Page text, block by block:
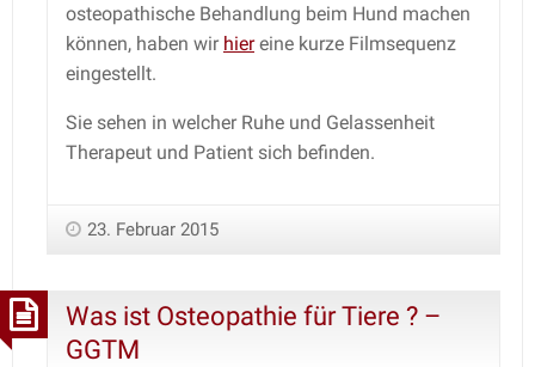
osteopathische Behandlung beim Hund machen
können, haben wir hiereine kurze Filmsequenz
eingestellt.
Sie sehen in welcher Ruhe und Gelassenheit
Therapeut und Patient sich befinden.
23. Februar 2015
Was ist Osteopathie für Tiere ? –
GGTM